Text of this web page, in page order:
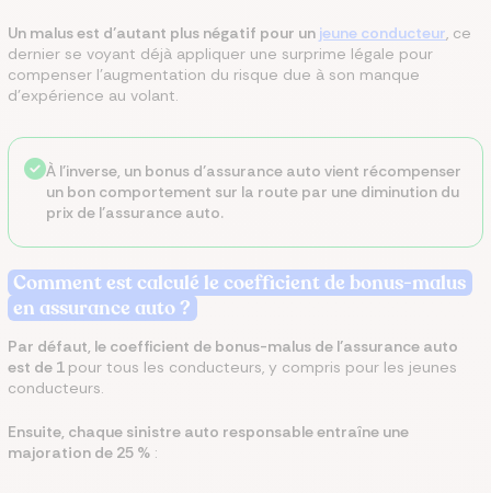
Un malus est d’autant plus négatif pour un jeune conducteur, ce
dernier se voyant déjà appliquer une surprime légale pour
compenser l’augmentation du risque due à son manque
d’expérience au volant.
À l’inverse, un bonus d’assurance auto vient récompenser
un bon comportement sur la route par une diminution du
prix de l’assurance auto.
Comment est calculé le coefficient de bonus-malus
en assurance auto ?
Par défaut, le coefficient de bonus-malus de l’assurance auto
est de 1 pour tous les conducteurs, y compris pour les jeunes
conducteurs.
Ensuite, chaque sinistre auto responsable entraîne une
majoration de 25 % :